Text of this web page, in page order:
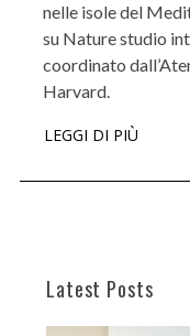
nelle isole del
su Nature studio
coordinato
Harvard.
LEGGI DI PIÙ
Latest Posts